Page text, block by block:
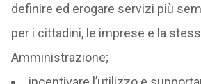
definire ed erogare servizi più
per i cittadini, le imprese e la
Amministrazione;